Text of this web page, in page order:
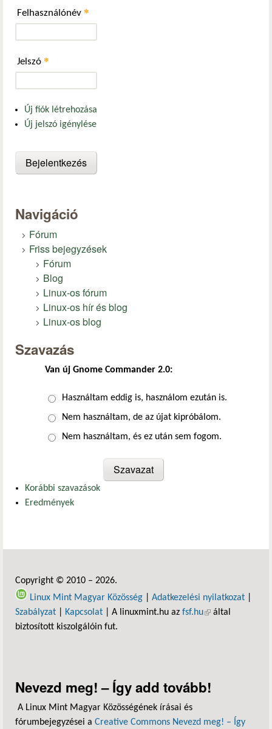
Felhasználónév *
Jelszó *
Új fiók létrehozása
Új jelszó igénylése
Navigáció
Fórum
Friss bejegyzések
Fórum
Blog
Linux-os fórum
Linux-os hír és blog
Linux-os blog
Szavazás
Van új Gnome Commander 2.0:
Választások
Használtam eddig is, használom ezután is.
Nem használtam, de az újat kipróbálom.
Nem használtam, és ez után sem fogom.
Korábbi szavazások
Eredmények
Copyright © 2010 – 2026.
Linux Mint Magyar Közösség
Adatkezelési nyilatkozat
Szabályzat
Kapcsolat | A linuxmint.hu az fsf.hu(külső hivatkozás)
által
biztosított kiszolgálóin fut.
Nevezd meg! – Így add tovább!
A Linux Mint Magyar Közösségének írásai és
fórumbejegyzései a Creative Commons Nevezd meg! – Így